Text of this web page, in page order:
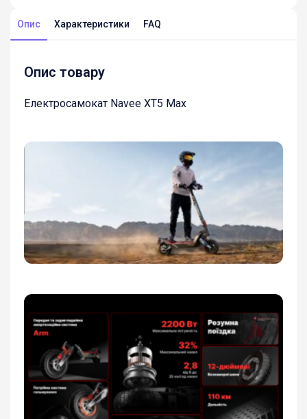
Опис Характеристики FAQ
Опис товару
Електросамокат Navee XT5 Max